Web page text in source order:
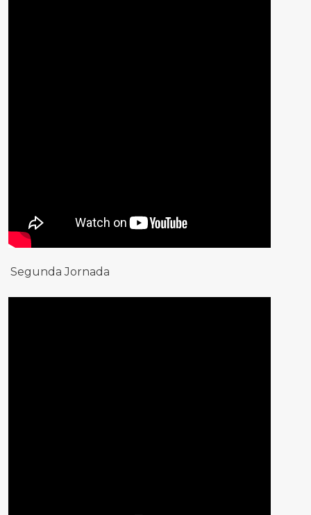
Segunda Jornada